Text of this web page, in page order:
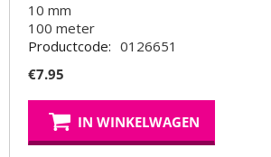
10 mm
100 meter
Productcode: 0126651
€7.95
IN WINKELWAGEN